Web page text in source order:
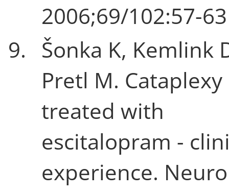
2006;69/102:57-63
9.
Šonka K, Kemlink
Pretl M. Cataplexy
treated with
escitalopram -
experience. Neuro